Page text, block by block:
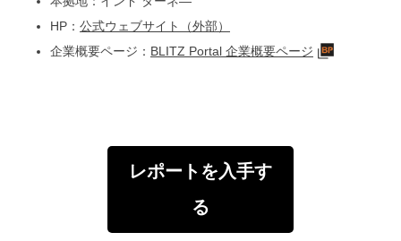
HP： 公式ウェブサイト（外部）
企業概要ページ： BLITZ Portal 企業概要ページ
レポートを入手す
る